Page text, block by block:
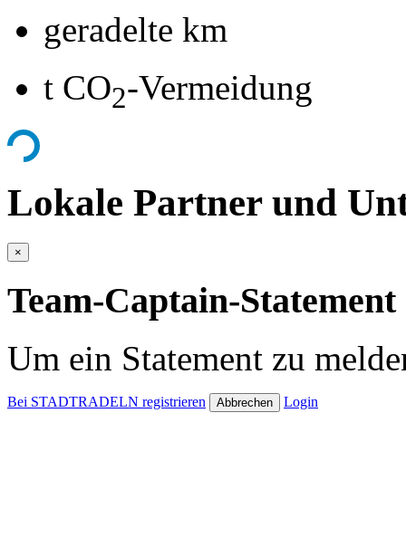
geradelte km
t CO2-Vermeidung
Lokale Partner und
×
Team-Captain-
Um ein Statement zu
Bei STADTRADELN registrieren Abbrechen Login